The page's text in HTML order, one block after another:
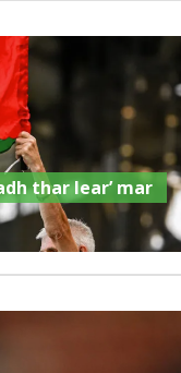
thar lear’ mar